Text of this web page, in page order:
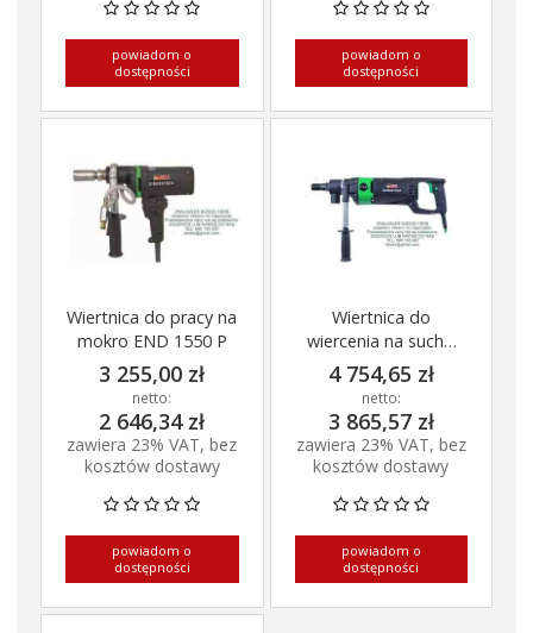
powiadom o
dostępności
powiadom o
dostępności
Wiertnica do pracy na
mokro END 1550 P
3 255,00 zł
netto:
2 646,34 zł
zawiera 23% VAT, bez
kosztów dostawy
powiadom o
dostępności
Wiertnica do
wiercenia na sucho
ESD 162 z miękkim
udarem
4 754,65 zł
netto:
3 865,57 zł
zawiera 23% VAT, bez
kosztów dostawy
powiadom o
dostępności